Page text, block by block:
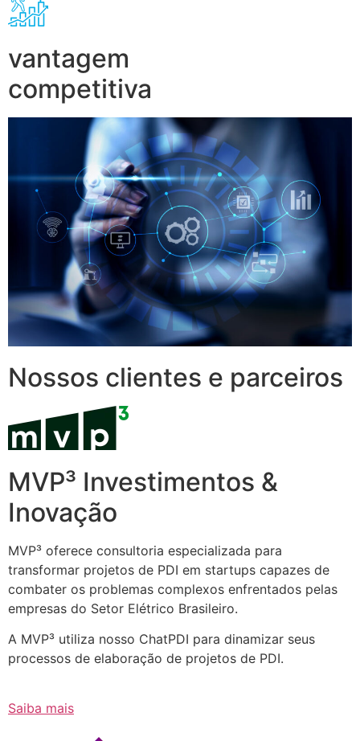
vantagem
competitiva
Nossos clientes e parceiros
MVP³ Investimentos &
Inovação
MVP³ oferece consultoria especializada para
transformar projetos de PDI em startups capazes de
combater os problemas complexos enfrentados pelas
empresas do Setor Elétrico Brasileiro.
A MVP³ utiliza nosso ChatPDI para dinamizar seus
processos de elaboração de projetos de PDI.
Saiba mais